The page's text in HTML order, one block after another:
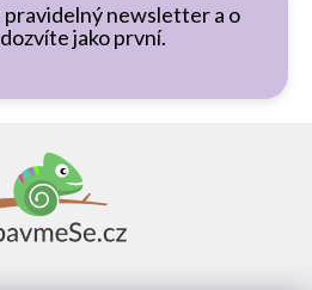
pravidelný newsletter a o
jako první.